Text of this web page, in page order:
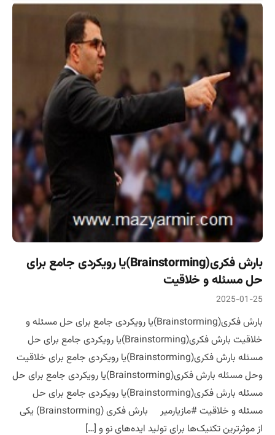
بارش فکری(Brainstorming)یا رویکردی جامع برای
حل مسئله و خلاقیت
2025-01-25
بارش فکری(Brainstorming)یا رویکردی جامع برای حل مسئله و
خلاقیت بارش فکری(Brainstorming)یا رویکردی جامع برای حل
مسئله بارش فکری(Brainstorming)یا رویکردی جامع برای خلاقیت
وحل مسئله بارش فکری(Brainstorming)یا رویکردی جامع برای حل
مسئله بارش فکری(Brainstorming)یا رویکردی جامع برای حل
مسئله و خلاقیت #مازیارمیر بارش فکری (Brainstorming) یکی
از موثرترین تکنیک‌ها برای تولید ایده‌های نو و […]